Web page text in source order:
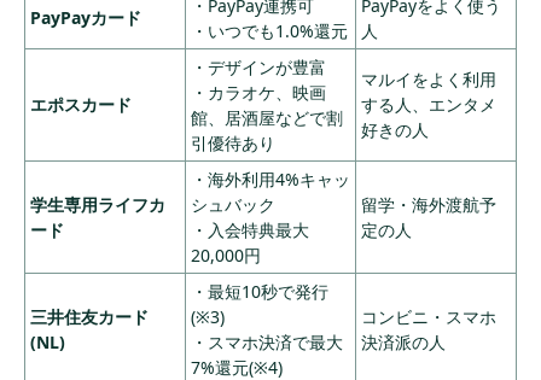
PayPayカード
・PayPay連携可
・いつでも1.0%還元
PayPayをよく使う
人
エポスカード
・デザインが豊富
・カラオケ、映画
館、居酒屋などで割
引優待あり
マルイをよく利用
する人、エンタメ
好きの人
学生専用ライフカ
ード
・海外利用4%キャッ
シュバック
・入会特典最大
20,000円
留学・海外渡航予
定の人
三井住友カード
(NL)
・最短10秒で発行
(※3)
・スマホ決済で最大
7%還元(※4)
コンビニ・スマホ
決済派の人